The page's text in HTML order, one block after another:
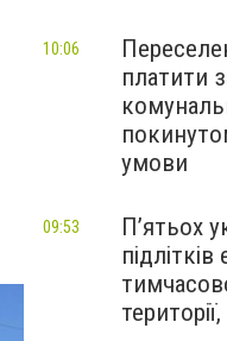
платити
умови
10:06
П’ятьох
09:53